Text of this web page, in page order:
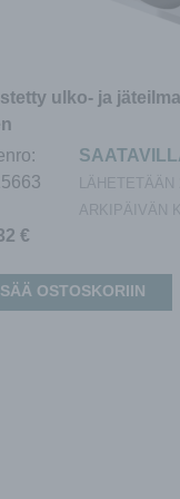
ulko- ja
LÄHETETÄÄN
ARKIPÄIVÄN
€
OSTOSKORIIN